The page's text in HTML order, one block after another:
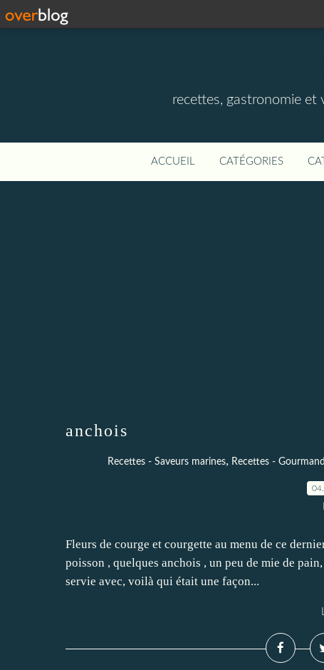
recettes, gastronomie
ACCUEIL CATÉGORIES
anchois
Recettes - Saveurs marines, Recettes -
Fleurs de courge et courgette au menu de ce
poisson , quelques anchois , un peu de mie de
servie avec, voilà qui était une façon...